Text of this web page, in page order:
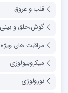
قلب و عروق
گوش،حلق و بینی
مراقبت های ویژه
میکروبیولوژی
نورولوژی